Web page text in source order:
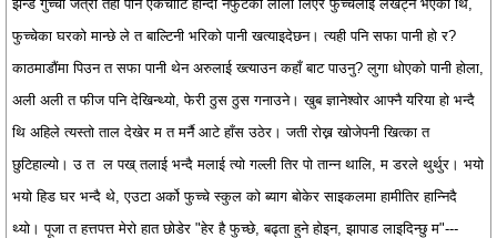
झन्डै गुच्चा जत्रो तेही पनि एकचोटि हान्दा नफुटेको लोला लिएर फुच्चेलाई लखेट्ने भएकी थि,
फुच्चेका घरको मान्छे ले त बाल्टिनी भरिको पानी खत्याइदेछन। त्यही पनि सफा पानी हो र?
काठमाडौंमा पिउन त सफा पानी थेन अरुलाई ख्त्याउन कहाँ बाट पाउनु? लुगा धोएको पानी होला,
अली अली त फीज पनि देखिन्थ्यो, फेरी ठुस ठुस गनाउने। खुब ज्ञानेश्वोर आफ्नै यरिया हो भन्दै
थि अहिले त्यस्तो ताल देखेर म त मर्नै आटे हाँस उठेर। जती रोख्न खोजेपनी खित्का त
छुटिहाल्यो। उ त ल पख् तलाई भन्दै मलाई त्यो गल्ली तिर पो तान्न थालि, म डरले थुर्थुर। भयो
भयो हिड घर भन्दै थे, एउटा अर्को फुच्चे स्कुल को ब्याग बोकेर साइकलमा हामीतिर हान्निदै
थ्यो। पूजा त हत्तपत्त मेरो हात छोडेर "हेर है फुच्छे, बढ्ता हुने होइन, झापाड लाइदिन्छु म"---